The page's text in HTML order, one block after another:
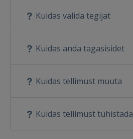
Kuidas valida tegijat
Kuidas anda tagasisidet
Kuidas tellimust muuta
Kuidas tellimust tühistada